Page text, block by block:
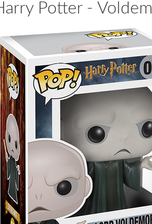
Potter -